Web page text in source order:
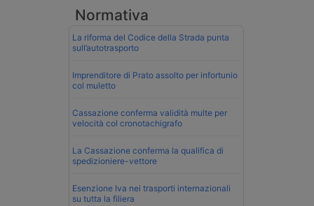
Normativa
La riforma del Codice della Strada punta
sull’autotrasporto
Imprenditore di Prato assolto per infortunio
col muletto
Cassazione conferma validità multe per
velocità col cronotachigrafo
La Cassazione conferma la qualifica di
spedizioniere-vettore
Esenzione Iva nei trasporti internazionali
su tutta la filiera